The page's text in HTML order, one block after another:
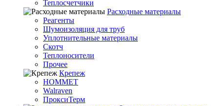
Теплосчетчики
Расходные материалы
Реагенты
Шумоизоляция для труб
Уплотнительные материалы
Скотч
Теплоносители
Прочее
Крепеж
HOMMET
Walraven
ПроксиТерм